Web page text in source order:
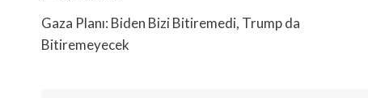
Gezinmesi
Gaza Planı: Biden Bizi Bitiremedi, Trump da
Bitiremeyecek